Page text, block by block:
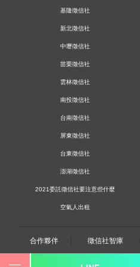
基隆徵信社
新北徵信社
中壢徵信社
苗栗徵信社
雲林徵信社
南投徵信社
台南徵信社
屏東徵信社
台東徵信社
澎湖徵信社
2021委託徵信社要注意些什麼
空氣人出租
合作夥伴 徵信社智庫